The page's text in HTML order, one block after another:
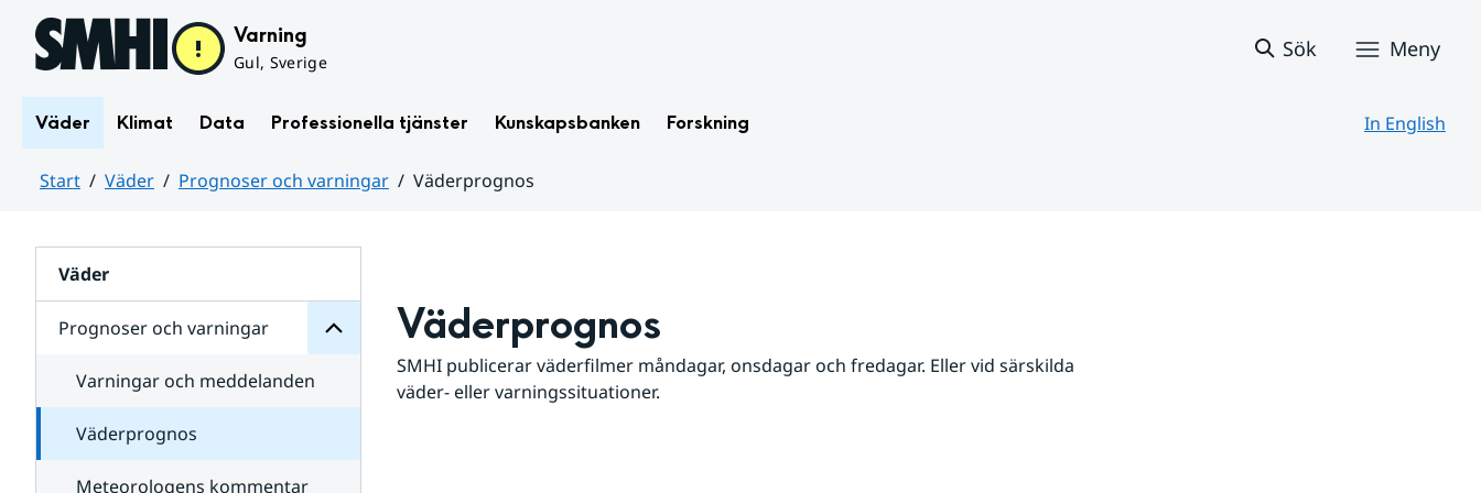
Hoppa till sidans innehåll Varning
Gul, Sverige
Sök Meny
Väder Klimat Data Professionella tjänster Kunskapsbanken Forskning In English
Start Väder Prognoser och varningar
Väderprognos
Väder
Prognoser och varningar
för
varningar
Varningar och meddelanden
Väderprognos
Meteorologens kommentar
Väderprognos
SMHI publicerar väderfilmer måndagar, onsdagar och fredagar. Eller vid särskilda
väder- eller varningssituationer.